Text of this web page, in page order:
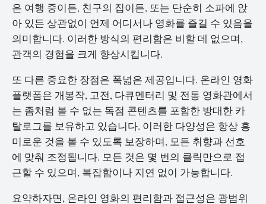
은 여행 중이든, 친구의 집이든, 또는 단순히 소파에 앉
아 있든 상관없이 언제 어디서나 영화를 즐길 수 있음을
의미합니다. 이러한 방식의 편리함은 비할 데 없으며,
관객의 경험을 크게 향상시킵니다.
또 다른 중요한 장점은 폭넓은 제공입니다. 온라인 영화
플랫폼은 개봉작, 고전, 다큐멘터리 및 전통 영화관에서
는 좀처럼 볼 수 없는 독점 콘텐츠를 포함한 방대한 카
탈로그를 보유하고 있습니다. 이러한 다양성은 항상 흥
미로운 것을 볼 수 있도록 보장하며, 모든 취향과 선호
에 맞춰 조정됩니다. 모든 것은 몇 번의 클릭만으로 접
근할 수 있으며, 복잡함이나 지연 없이 가능합니다.
요약하자면, 온라인 영화의 편리함과 접근성은 광범위